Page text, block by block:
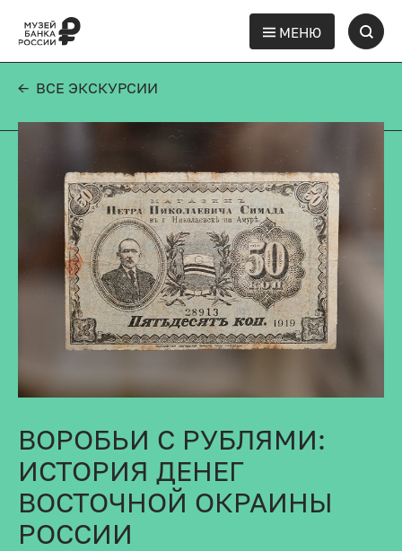
МЕНЮ
← ВСЕ ЭКСКУРСИИ
ВОРОБЬИ С РУБЛЯМИ:
ИСТОРИЯ ДЕНЕГ
ВОСТОЧНОЙ ОКРАИНЫ
РОССИИ